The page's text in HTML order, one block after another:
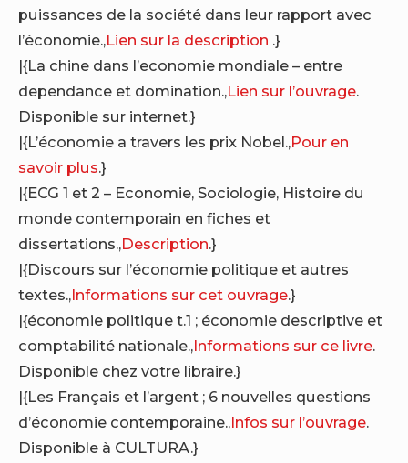
puissances de la société dans leur rapport avec
l’économie.,Lien sur la description .}
|{La chine dans l’economie mondiale – entre
dependance et domination.,Lien sur l’ouvrage.
Disponible sur internet.}
|{L’économie a travers les prix Nobel.,Pour en
savoir plus.}
|{ECG 1 et 2 – Economie, Sociologie, Histoire du
monde contemporain en fiches et
dissertations.,Description.}
|{Discours sur l’économie politique et autres
textes.,Informations sur cet ouvrage.}
|{économie politique t.1 ; économie descriptive et
comptabilité nationale.,Informations sur ce livre.
Disponible chez votre libraire.}
|{Les Français et l’argent ; 6 nouvelles questions
d’économie contemporaine.,Infos sur l’ouvrage.
Disponible à CULTURA.}